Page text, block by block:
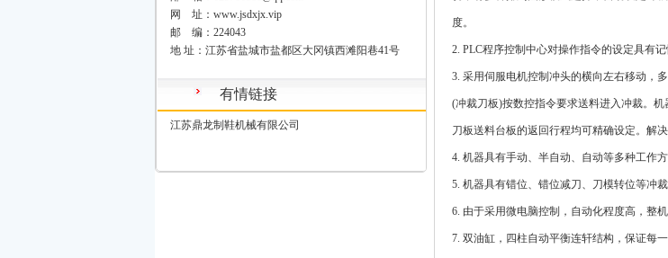
网 址：www.jsdxjx.vip
邮 编：224043
地 址：江苏省盐城市盐都区大冈镇西滩阳巷41号
有情链接
江苏鼎龙制鞋机械有限公司
度。
2. PLC程序控制中心对操作指令的设定具有
3. 采用伺服电机控制冲头的横向左右移动，
(冲裁刀板)按数控指令要求送料进入冲裁。
刀板送料台板的返回行程均可精确设定。解
4. 机器具有手动、半自动、自动等多种工作
5. 机器具有错位、错位减刀、刀模转位等冲
6. 由于采用微电脑控制，自动化程度高，整
7. 双油缸，四柱自动平衡连轩结构，保证每